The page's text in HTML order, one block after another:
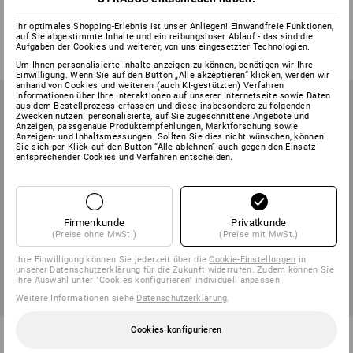
Varianten
ab € 11,72
(m. MwSt.) ab 3 Pack
1 Variante
ab € 7,01
(m. MwSt.) ab 30 Pack
Sigel Formularbücher
Ihr optimales Shopping-Erlebnis ist unser Anliegen! Einwandfreie Funktionen,
auf Sie abgestimmte Inhalte und ein reibungsloser Ablauf - das sind die
Aufgaben der Cookies und weiterer, von uns eingesetzter Technologien.
Um Ihnen personalisierte Inhalte anzeigen zu können, benötigen wir Ihre
Einwilligung. Wenn Sie auf den Button „Alle akzeptieren“ klicken, werden wir
anhand von Cookies und weiteren (auch KI-gestützten) Verfahren
Informationen über Ihre Interaktionen auf unserer Internetseite sowie Daten
aus dem Bestellprozess erfassen und diese insbesondere zu folgenden
Zwecken nutzen: personalisierte, auf Sie zugeschnittene Angebote und
Anzeigen, passgenaue Produktempfehlungen, Marktforschung sowie
Anzeigen- und Inhaltsmessungen. Sollten Sie dies nicht wünschen, können
Sie sich per Klick auf den Button “Alle ablehnen” auch gegen den Einsatz
entsprechender Cookies und Verfahren entscheiden.
Firmenkunde
(Preise ohne MwSt.)
Privatkunde
(Preise mit MwSt.)
Ihre Einwilligung können Sie jederzeit über dieCookie-Einstellungen in
unserer Datenschutzerklärung für die Zukunft widerrufen. Zudem können Sie
Ihre Auswahl unter "Cookies konfigurieren" individuell anpassen
Weitere Informationen siehe Datenschutzerklärung.
Cookies konfigurieren